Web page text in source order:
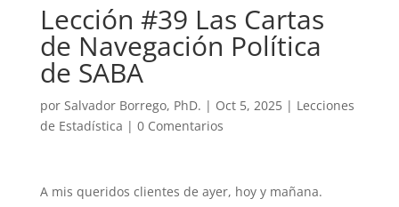
Lección #39 Las Cartas
de Navegación Política
de SABA
por Salvador Borrego, PhD. | Oct 5, 2025| Lecciones
de Estadística | 0 Comentarios
A mis queridos clientes de ayer, hoy y mañana.